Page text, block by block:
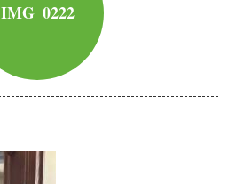
IMG_0222